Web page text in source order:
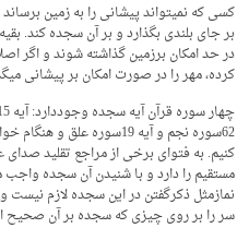
کسی که نمی­تواند پیشانی را به زمین
بر جای بلندی بگذارد و بر آن سجده کند.
در حد امکان برزمین گذاشته شوند و اگر
کرده، مهر را در صورت امکان بر پیشانی
62سوره نجم و آیه 19سوره
کنیم. به فتوای برخی از مراجع تقلید
مستقیم را دارد و با شنیدن آن سجده
نمازمثل ذکرگفتن در این سجده لازم
سر را بر روی چیزی که سجده بر آن صحیح